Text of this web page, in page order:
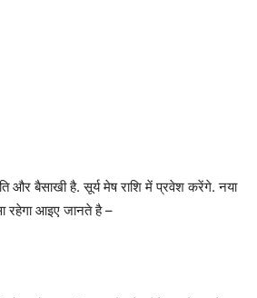
बैसाखी है. सूर्य मेष राशि में प्रवेश करेंगे. नया
रहेगा आइए जानते है –